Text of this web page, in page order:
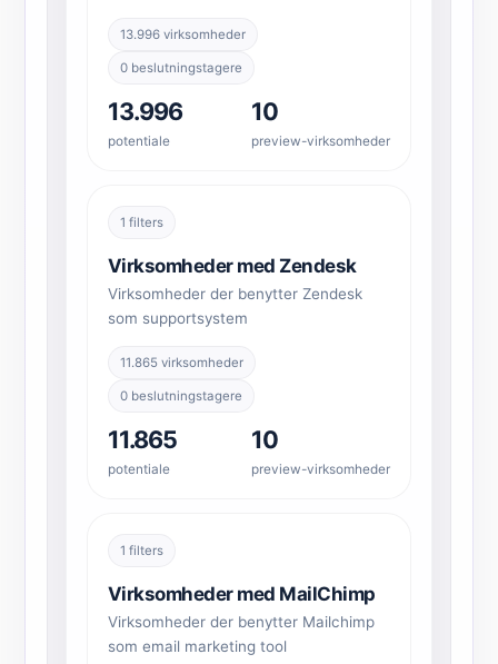
13.996 virksomheder
0 beslutningstagere
13.996
potentiale
10
preview-virksomheder
1 filters
Virksomheder med Zendesk
Virksomheder der benytter Zendesk
som supportsystem
11.865 virksomheder
0 beslutningstagere
11.865
potentiale
10
preview-virksomheder
1 filters
Virksomheder med MailChimp
Virksomheder der benytter Mailchimp
som email marketing tool